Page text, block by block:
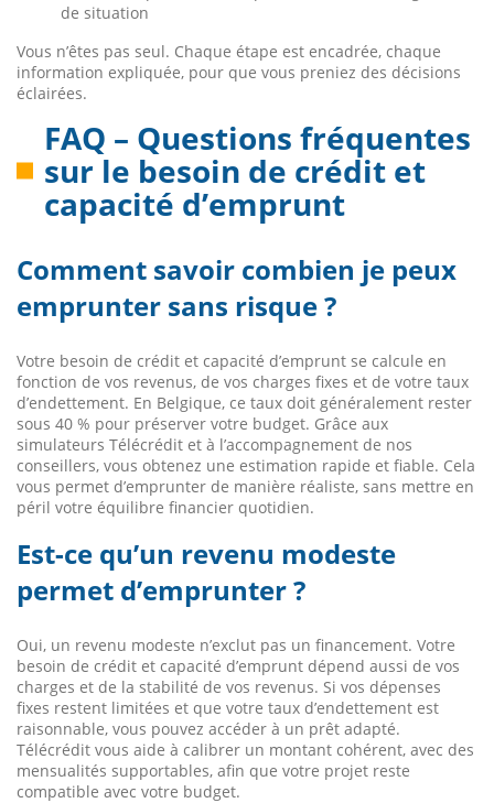
de situation
Vous n’êtes pas seul. Chaque étape est encadrée, chaque
information expliquée, pour que vous preniez des décisions
éclairées.
FAQ – Questions fréquentes
sur le besoin de crédit et
capacité d’emprunt
Comment savoir combien je peux
emprunter sans risque ?
Votre besoin de crédit et capacité d’emprunt se calcule en
fonction de vos revenus, de vos charges fixes et de votre taux
d’endettement. En Belgique, ce taux doit généralement rester
sous 40 % pour préserver votre budget. Grâce aux
simulateurs Télécrédit et à l’accompagnement de nos
conseillers, vous obtenez une estimation rapide et fiable. Cela
vous permet d’emprunter de manière réaliste, sans mettre en
péril votre équilibre financier quotidien.
Est-ce qu’un revenu modeste
permet d’emprunter ?
Oui, un revenu modeste n’exclut pas un financement. Votre
besoin de crédit et capacité d’emprunt dépend aussi de vos
charges et de la stabilité de vos revenus. Si vos dépenses
fixes restent limitées et que votre taux d’endettement est
raisonnable, vous pouvez accéder à un prêt adapté.
Télécrédit vous aide à calibrer un montant cohérent, avec des
mensualités supportables, afin que votre projet reste
compatible avec votre budget.